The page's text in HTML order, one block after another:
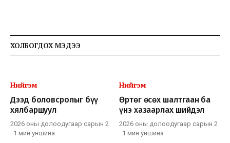
ХОЛБОГДОХ МЭДЭЭ
Нийгэм
Дээд боловсролыг бүү
хялбаршуул
2026 оны долоодугаар сарын 2
· 1 мин уншина
Нийгэм
Өртөг өсөх шалтгаан ба
үнэ хазаарлах шийдэл
2026 оны долоодугаар сарын 2
· 1 мин уншина